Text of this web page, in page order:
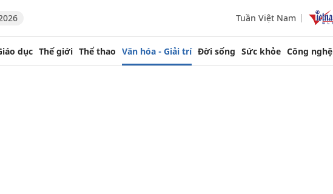
Tuần Việt Nam
dục Thế giới Thể thao Văn hóa - Giải trí Đời sống Sức khỏe Công nghệ